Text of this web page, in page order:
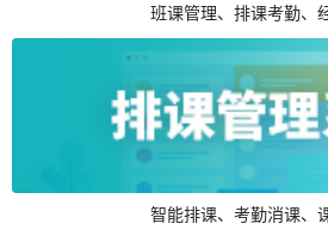
班课管理、排课考勤、
智能排课、考勤消课、